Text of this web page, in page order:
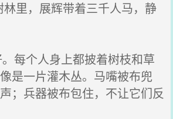
里，展辉带着三千人马，静
每个人身上都披着树枝和草
是一片灌木丛。马嘴被布兜
；兵器被布包住，不让它们反